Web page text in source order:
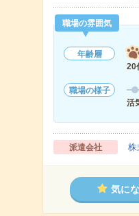
職場の雰囲気
年齢層
20
職場の様子
活
派遣会社 株
気に